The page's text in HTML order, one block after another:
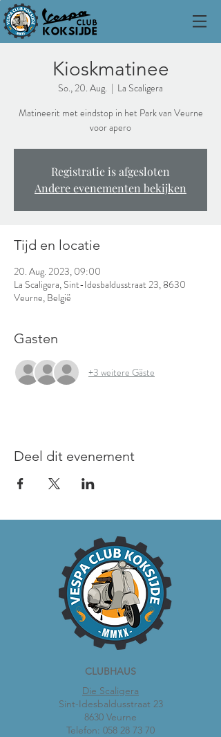
Kioskmatinee
So., 20. Aug.
  |
La Scaligera
Matineerit met eindstop in het Park van Veurne
voor apero
Registratie is afgesloten
Andere evenementen bekijken
Tijd en locatie
20. Aug. 2023, 09:00
La Scaligera, Sint-Idesbaldusstraat 23, 8630
Veurne, België
Gasten
+3 weitere Gäste
Deel dit evenement
CLUBHAUS
Die Scaligera
Sint-Idesbaldusstraat 23
8630 Veurne
Telefon: 058 28 73 70